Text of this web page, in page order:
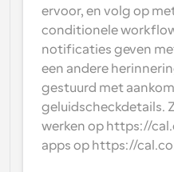
ervoor, en volg op
conditionele
notificaties geven
een andere
gestuurd met
geluidscheckdetails.
werken op https://
apps op https://